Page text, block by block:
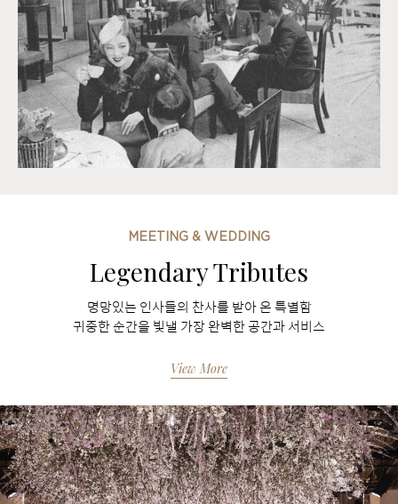
MEETING & WEDDING
Legendary Tributes
명망있는 인사들의 찬사를 받아 온 특별함
귀중한 순간을 빛낼 가장 완벽한 공간과 서비스
View More